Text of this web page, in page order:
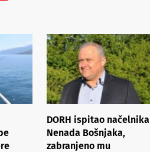
DORH ispitao načelnika
Nenada Bošnjaka,
zabranjeno mu